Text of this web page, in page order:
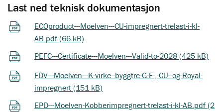
Last ned teknisk dokumentasjon
ECOproduct---Moelven---CU-impregnert-trelast-i-kl-
AB.pdf (66 kB)
PEFC---Certificate---Moelven---Valid-to-2028 (425 kB)
FDV---Moelven---K-virke--byggtre-G-F-,-CU--og-Royal-
impregnert (151 kB)
EPD---Moelven-Kobberimpregnert-trelast-i-kl-AB.pdf (2